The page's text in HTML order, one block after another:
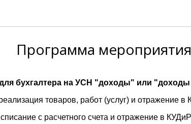
Программа мероприятия